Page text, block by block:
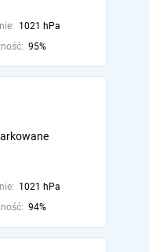
1021 hPa
95%
1021 hPa
94%